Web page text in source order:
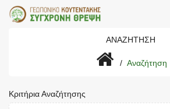
ΑΝΑΖΉΤΗΣΗ
Αναζήτηση
Κριτήρια Αναζήτησης